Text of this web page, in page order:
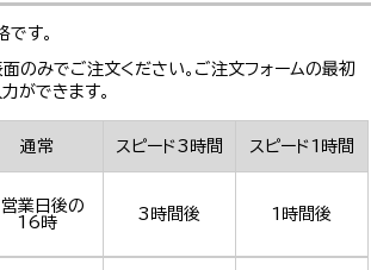
す。
のみでご注文ください。ご注文フォームの最初
ができます。
通常 スピード3時間 スピード1時間
業日後の
16時
3時間後 1時間後